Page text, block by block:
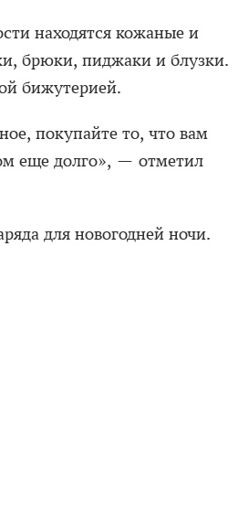
находятся кожаные и
брюки, пиджаки и блузки.
бижутерией.
покупайте то, что вам
еще долго», — отметил
для новогодней ночи.